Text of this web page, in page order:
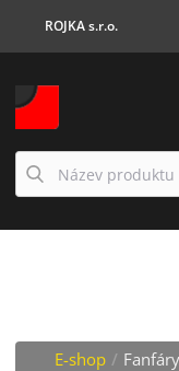
ROJKA s.r.o.
E-shop /